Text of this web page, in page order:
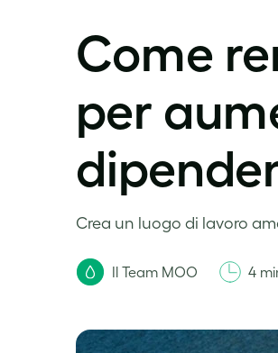
Come
per
Crea un luogo di lavoro
Il Team MOO 4